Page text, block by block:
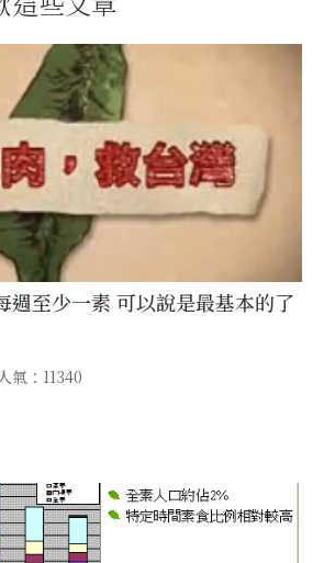
週至少一素 可以說是最基本的了
人氣：11340